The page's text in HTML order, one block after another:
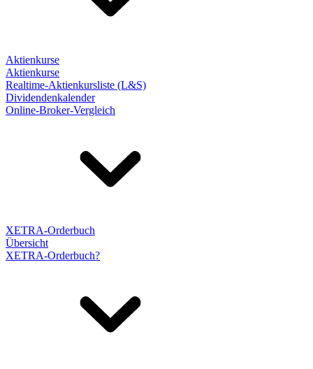
Aktienkurse
Aktienkurse
Realtime-Aktienkursliste (L&S)
Dividendenkalender
Online-Broker-Vergleich
XETRA-Orderbuch
Übersicht
XETRA-Orderbuch?